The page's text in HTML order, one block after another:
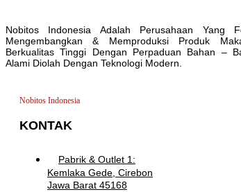
Nobitos Indonesia Adalah Perusahaan Yang
Mengembangkan & Memproduksi Produk
Berkualitas Tinggi Dengan Perpaduan Bahan –
Alami Diolah Dengan Teknologi Modern.
Nobitos Indonesia
KONTAK
Pabrik & Outlet 1:
Kemlaka Gede, Cirebon
Jawa Barat 45168